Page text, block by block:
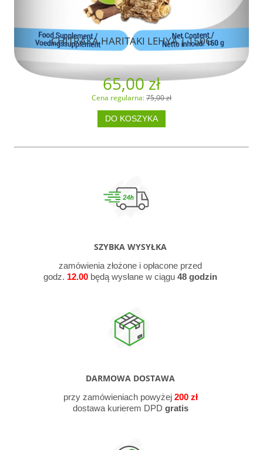
CHITRAKA HARITAKI LEHYA | 150G
65,00 zł
Cena regularna:75,00 zł
DO KOSZYKA
SZYBKA WYSYŁKA
zamówienia złożone i opłacone przed
godz. 12.00 będą wysłane w ciągu 48 godzin
DARMOWA DOSTAWA
przy zamówieniach powyżej 200 zł
dostawa kurierem DPD gratis